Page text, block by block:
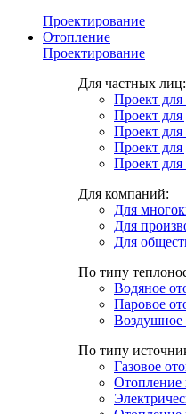
Проектирование
Отопление
Проектирование
Для частных лиц:
Проект для
Проект для
Проект для
Проект для
Проект
Для компаний:
Для
Для
Для
По типу
Водяное
Паровое
Воздушное
По типу
Газовое
Отопление